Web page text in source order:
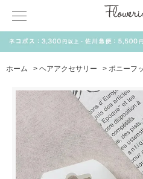
ホーム > ヘアアクセサリー > ポニーフ
気化冷却スカーフ matsui
MAGUFIT チャーム ド
SALE